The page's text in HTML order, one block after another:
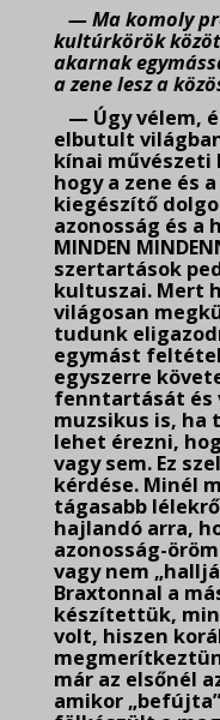
— Ma komoly
kultúrkörök
akarnak
a zene lesz a
— Úgy vélem,
elbutult
kínai művészeti
hogy a zene és
kiegészítő
azonosság és a
MINDEN
szertartások
kultuszai. Mert
világosan
tudunk
egymást
egyszerre
fenntartását és
muzsikus is,
lehet érezni,
vagy sem. Ez
kérdése. Minél
tágasabb
hajlandó arra,
azonosság-
vagy nem
Braxtonnal a
készítettük,
volt, hiszen
már az elsőnél
amikor